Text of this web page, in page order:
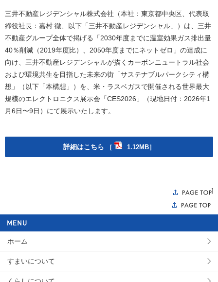
お問い合わせ
サイトマップ
三井不動産レジデンシャル株式会社（本社：東京都中央区、代表取
締役社長：嘉村 徹、以下「三井不動産レジデンシャル」）は、三井
不動産グループ全体で掲げる「2030年度までに温室効果ガス排出量
40％削減（2019年度比）、2050年度までにネットゼロ」の達成に
向け、三井不動産レジデンシャルが描くカーボンニュートラル社会
および環境共生を目指した未来の街「サステナブルパークシティ構
想」（以下「本構想」）を、米・ラスベガスで開催される世界最大
規模のエレクトロニクス展示会「CES2026」（現地日付：2026年1
月6日〜9日）にて展示いたします。
詳細はこちら ［ 1.12MB］
]
ホーム
すまいについて